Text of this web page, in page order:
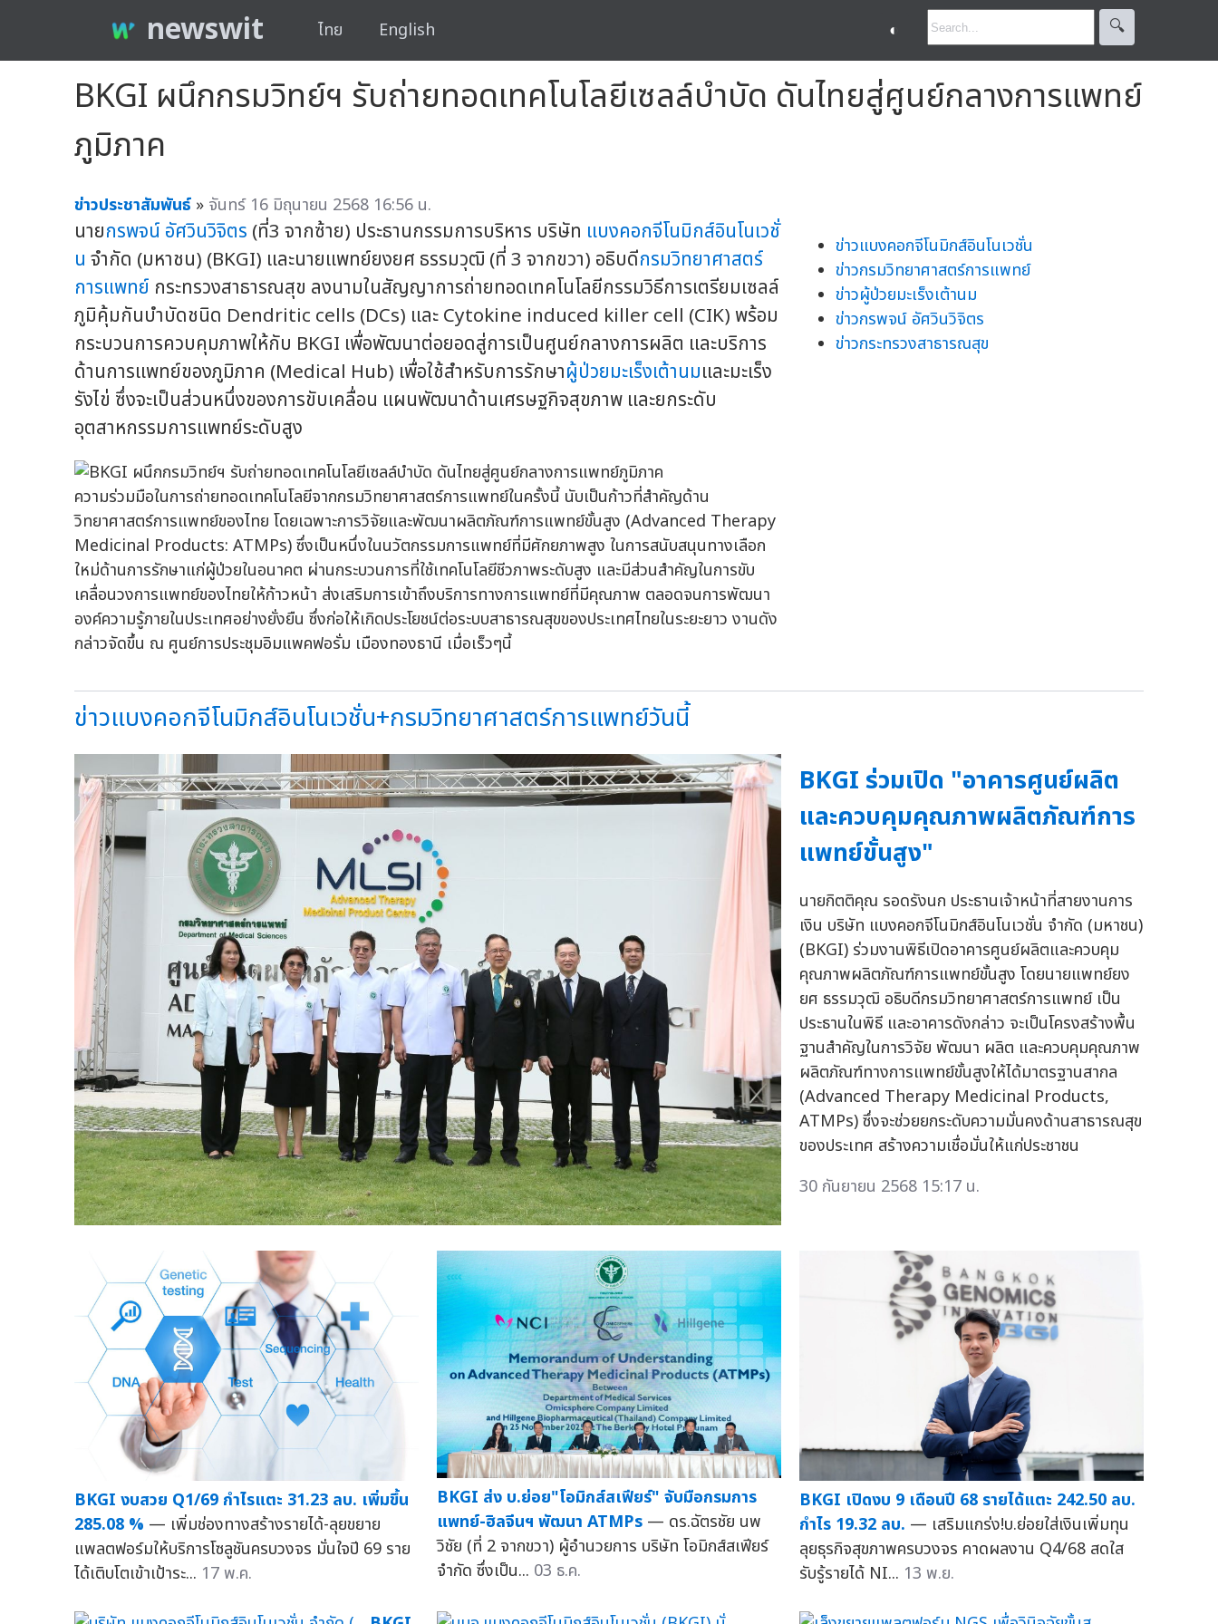
newswit ไทย English ◐ 🔍︎
BKGI ผนึกกรมวิทย์ฯ รับถ่ายทอดเทคโนโลยีเซลล์บำบัด ดันไทยสู่ศูนย์กลางการแพทย์
ภูมิภาค
ข่าวประชาสัมพันธ์ » จันทร์ 16 มิถุนายน 2568 16:56 น.
นายกรพจน์ อัศวินวิจิตร (ที่3 จากซ้าย) ประธานกรรมการบริหาร บริษัท แบงคอกจีโนมิกส์อินโนเวชั่
น จำกัด (มหาชน) (BKGI) และนายแพทย์ยงยศ ธรรมวุฒิ (ที่ 3 จากขวา) อธิบดีกรมวิทยาศาสตร์
การแพทย์ กระทรวงสาธารณสุข ลงนามในสัญญาการถ่ายทอดเทคโนโลยีกรรมวิธีการเตรียมเซลล์
ภูมิคุ้มกันบำบัดชนิด Dendritic cells (DCs) และ Cytokine induced killer cell (CIK) พร้อม
กระบวนการควบคุมภาพให้กับ BKGI เพื่อพัฒนาต่อยอดสู่การเป็นศูนย์กลางการผลิต และบริการ
ด้านการแพทย์ของภูมิภาค (Medical Hub) เพื่อใช้สำหรับการรักษาผู้ป่วยมะเร็งเต้านมและมะเร็ง
รังไข่ ซึ่งจะเป็นส่วนหนึ่งของการขับเคลื่อน แผนพัฒนาด้านเศรษฐกิจสุขภาพ และยกระดับ
อุตสาหกรรมการแพทย์ระดับสูง
ความร่วมมือในการถ่ายทอดเทคโนโลยีจากกรมวิทยาศาสตร์การแพทย์ในครั้งนี้ นับเป็นก้าวที่สำคัญด้าน
วิทยาศาสตร์การแพทย์ของไทย โดยเฉพาะการวิจัยและพัฒนาผลิตภัณฑ์การแพทย์ขั้นสูง (Advanced Therapy
Medicinal Products: ATMPs) ซึ่งเป็นหนึ่งในนวัตกรรมการแพทย์ที่มีศักยภาพสูง ในการสนับสนุนทางเลือก
ใหม่ด้านการรักษาแก่ผู้ป่วยในอนาคต ผ่านกระบวนการที่ใช้เทคโนโลยีชีวภาพระดับสูง และมีส่วนสำคัญในการขับ
เคลื่อนวงการแพทย์ของไทยให้ก้าวหน้า ส่งเสริมการเข้าถึงบริการทางการแพทย์ที่มีคุณภาพ ตลอดจนการพัฒนา
องค์ความรู้ภายในประเทศอย่างยั่งยืน ซึ่งก่อให้เกิดประโยชน์ต่อระบบสาธารณสุขของประเทศไทยในระยะยาว งานดัง
กล่าวจัดขึ้น ณ ศูนย์การประชุมอิมแพคฟอรั่ม เมืองทองธานี เมื่อเร็วๆนี้
ข่าวแบงคอกจีโนมิกส์อินโนเวชั่น
ข่าวกรมวิทยาศาสตร์การแพทย์
ข่าวผู้ป่วยมะเร็งเต้านม
ข่าวกรพจน์ อัศวินวิจิตร
ข่าวกระทรวงสาธารณสุข
ข่าวแบงคอกจีโนมิกส์อินโนเวชั่น+กรมวิทยาศาสตร์การแพทย์วันนี้
BKGI ร่วมเปิด "อาคารศูนย์ผลิต
และควบคุมคุณภาพผลิตภัณฑ์การ
แพทย์ขั้นสูง"
นายกิตติคุณ รอดรังนก ประธานเจ้าหน้าที่สายงานการ
เงิน บริษัท แบงคอกจีโนมิกส์อินโนเวชั่น จำกัด (มหาชน)
(BKGI) ร่วมงานพิธีเปิดอาคารศูนย์ผลิตและควบคุม
คุณภาพผลิตภัณฑ์การแพทย์ขั้นสูง โดยนายแพทย์ยง
ยศ ธรรมวุฒิ อธิบดีกรมวิทยาศาสตร์การแพทย์ เป็น
ประธานในพิธี และอาคารดังกล่าว จะเป็นโครงสร้างพื้น
ฐานสำคัญในการวิจัย พัฒนา ผลิต และควบคุมคุณภาพ
ผลิตภัณฑ์ทางการแพทย์ขั้นสูงให้ได้มาตรฐานสากล
(Advanced Therapy Medicinal Products,
ATMPs) ซึ่งจะช่วยยกระดับความมั่นคงด้านสาธารณสุข
ของประเทศ สร้างความเชื่อมั่นให้แก่ประชาชน
30 กันยายน 2568 15:17 น.
BKGI งบสวย Q1/69 กำไรแตะ 31.23 ลบ. เพิ่มขึ้น
285.08 % — เพิ่มช่องทางสร้างรายได้-ลุยขยาย
แพลตฟอร์มให้บริการโซลูชันครบวงจร มั่นใจปี 69 ราย
ได้เติบโตเข้าเป้าระ... 17 พ.ค.
BKGI ส่ง บ.ย่อย"โอมิกส์สเฟียร์" จับมือกรมการ
แพทย์-ฮิลจีนฯ พัฒนา ATMPs — ดร.ฉัตรชัย นพ
วิชัย (ที่ 2 จากขวา) ผู้อำนวยการ บริษัท โอมิกส์สเฟียร์
จำกัด ซึ่งเป็น... 03 ธ.ค.
BKGI เปิดงบ 9 เดือนปี 68 รายได้แตะ 242.50 ลบ.
กำไร 19.32 ลบ. — เสริมแกร่ง!บ.ย่อยใส่เงินเพิ่มทุน
ลุยธุรกิจสุขภาพครบวงจร คาดผลงาน Q4/68 สดใส
รับรู้รายได้ NI... 13 พ.ย.